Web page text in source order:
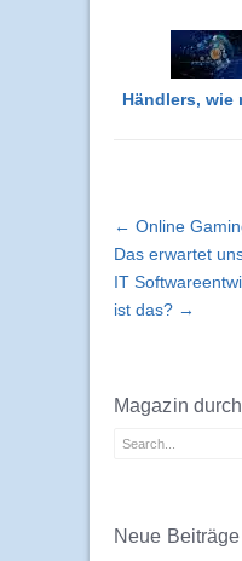
Händlers, wie
← Online
Das erwartet
IT
ist das? →
Magazin
Neue Beiträge